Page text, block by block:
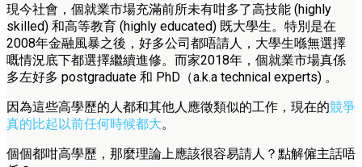
現今社會，個就業市場充滿前所未有咁多了高技能 (highly
skilled) 和高等教育 (highly educated) 既大學生。特別是在
2008年金融風暴之後，好多公司都唔請人，大學生喺無選擇
嘅情況底下都選擇繼續進修。而家2018年，個就業市場真係
多左好多 postgraduate 和 PhD（a.k.a technical experts) 。
因為這些高學歷的人都和其他人應徵類似的工作，現在的競爭
真的比起以前任何時候都大。
個個都咁高學歷，那麼理論上應該很容易請人？點解僱主話唔